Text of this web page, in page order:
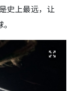
史上最远，让